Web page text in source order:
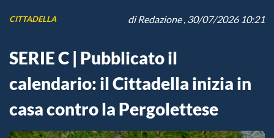
CITTADELLA diRedazione, 30/07/2026 10:21
SERIE C | Pubblicato il
calendario: il Cittadella inizia in
casa contro la Pergolettese